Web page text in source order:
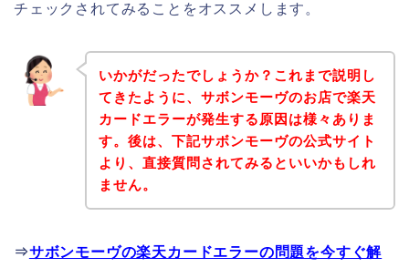
チェックされてみることをオススメします。
いかがだったでしょうか？これまで説明し
てきたように、サボンモーヴのお店で楽天
カードエラーが発生する原因は様々ありま
す。後は、下記サボンモーヴの公式サイト
より、直接質問されてみるといいかもしれ
ません。
⇒サボンモーヴの楽天カードエラーの問題を今すぐ解